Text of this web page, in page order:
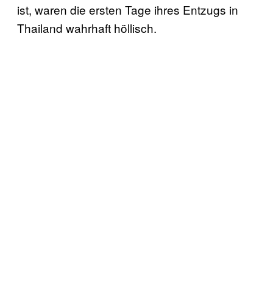
ist, waren die ersten Tage ihres Entzugs in
Thailand wahrhaft höllisch.